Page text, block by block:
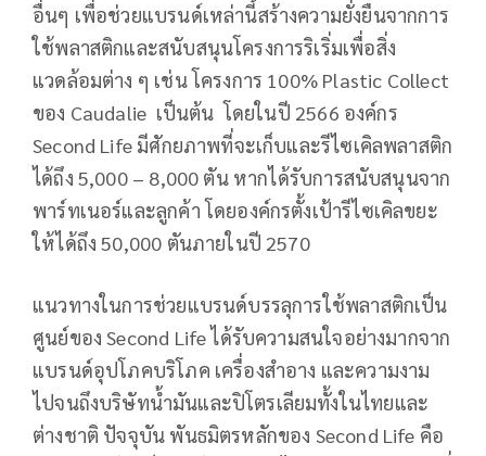
อื่นๆ เพื่อช่วยแบรนด์เหล่านี้สร้างความยั่งยืนจากการ
ใช้พลาสติกและสนับสนุนโครงการริเริ่มเพื่อสิ่ง
แวดล้อมต่าง ๆ เช่น โครงการ 100% Plastic Collect
ของ Caudalie เป็นต้น โดยในปี 2566 องค์กร
Second Life มีศักยภาพที่จะเก็บและรีไซเคิลพลาสติก
ได้ถึง 5,000 – 8,000 ตัน หากได้รับการสนับสนุนจาก
พาร์ทเนอร์และลูกค้า โดยองค์กรตั้งเป้ารีไซเคิลขยะ
ให้ได้ถึง 50,000 ตันภายในปี 2570
แนวทางในการช่วยแบรนด์บรรลุการใช้พลาสติกเป็น
ศูนย์ของ Second Life ได้รับความสนใจอย่างมากจาก
แบรนด์อุปโภคบริโภค เครื่องสำอาง และความงาม
ไปจนถึงบริษัทน้ำมันและปิโตรเลียมทั้งในไทยและ
ต่างชาติ ปัจจุบัน พันธมิตรหลักของ Second Life คือ